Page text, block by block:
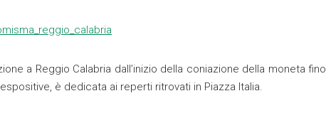
a Reggio Calabria dall’inizio della coniazione della moneta fino
è dedicata ai reperti ritrovati in Piazza Italia.